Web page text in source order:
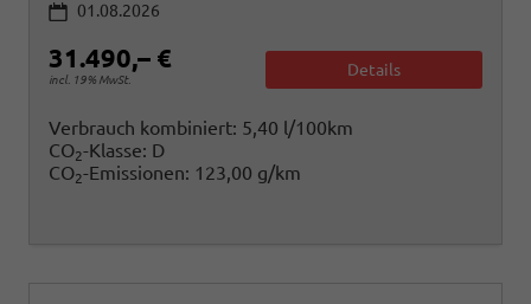
01.08.2026
31.490,– €
incl. 19% MwSt.
Details
Verbrauch kombiniert: 5,40 l/100km
CO2-Klasse: D
CO2-Emissionen: 123,00 g/km